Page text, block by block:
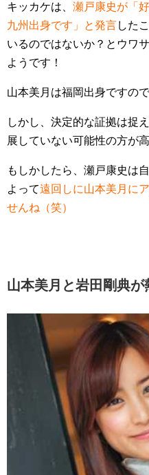
キッカケは、 瀬戸康史が「
九州出身です」と発言した
いるのではないか？とウワ
ようです！
山本美月は福岡出身ですの
しかし、決定的な証拠は捉
展していない可能性の方が
もしかしたら、瀬戸康史は
よって遠回しに山本美月に
せんね（笑）
山本美月と岩田剛典が